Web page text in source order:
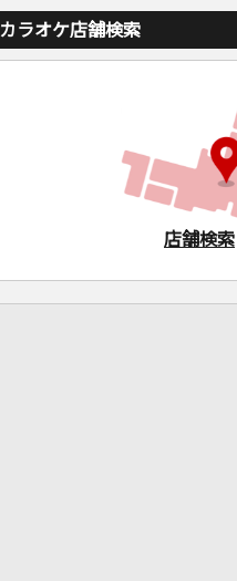
カラオケ店舗検索
店舗検索